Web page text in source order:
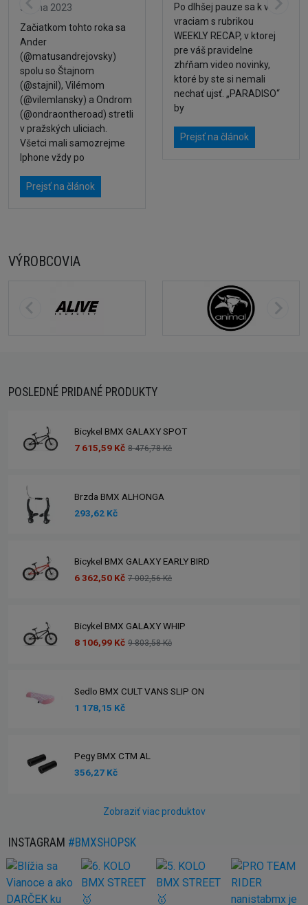
5. júna 2023
Začiatkom tohto roka sa
Ander
(@matusandrejovsky)
spolu so Štajnom
(@stajnil), Vilémom
(@vilemlansky) a Ondrom
(@ondraontheroad) stretli
v pražských uliciach.
Všetci mali samozrejme
Iphone vždy po
Prejsť na článok
Po dlhšej pauze sa k vám
vraciam s rubrikou
WEEKLY RECAP, v ktorej
pre váš pravidelne
zhŕňam video novinky,
ktoré by ste si nemali
nechať ujsť. „PARADISO“
by
Prejsť na článok
VÝROBCOVIA
POSLEDNÉ PRIDANÉ PRODUKTY
Bicykel BMX GALAXY SPOT
7 615,59 Kč 8 476,78 Kč
Brzda BMX ALHONGA
293,62 Kč
Bicykel BMX GALAXY EARLY BIRD
6 362,50 Kč 7 002,56 Kč
Bicykel BMX GALAXY WHIP
8 106,99 Kč 9 803,58 Kč
Sedlo BMX CULT VANS SLIP ON
1 178,15 Kč
Pegy BMX CTM AL
356,27 Kč
Zobraziť viac produktov
INSTAGRAM #BMXSHOPSK